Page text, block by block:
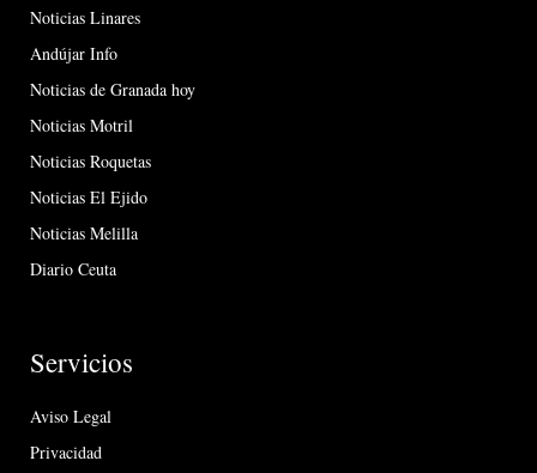
Noticias Linares
Andújar Info
Noticias de Granada hoy
Noticias Motril
Noticias Roquetas
Noticias El Ejido
Noticias Melilla
Diario Ceuta
Servicios
Aviso Legal
Privacidad